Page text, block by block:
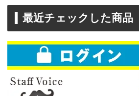
最近チェックした商品